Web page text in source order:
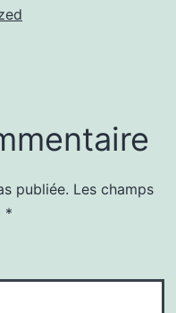
publiée. Les champs
*